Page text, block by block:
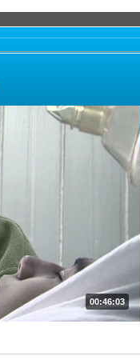
00:46:03